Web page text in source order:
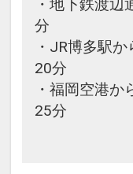
・地下鉄渡
分
・JR博多駅
20分
・福岡空港
25分